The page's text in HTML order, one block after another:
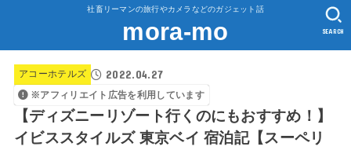
社畜リーマンの旅行やカメラなどのガジェット話
mora-mo SEARCH
アコーホテルズ 2022.04.27
※アフィリエイト広告を利用しています
【ディズニーリゾート行くのにもおすすめ！】
イビススタイルズ 東京ベイ 宿泊記【スーペリ